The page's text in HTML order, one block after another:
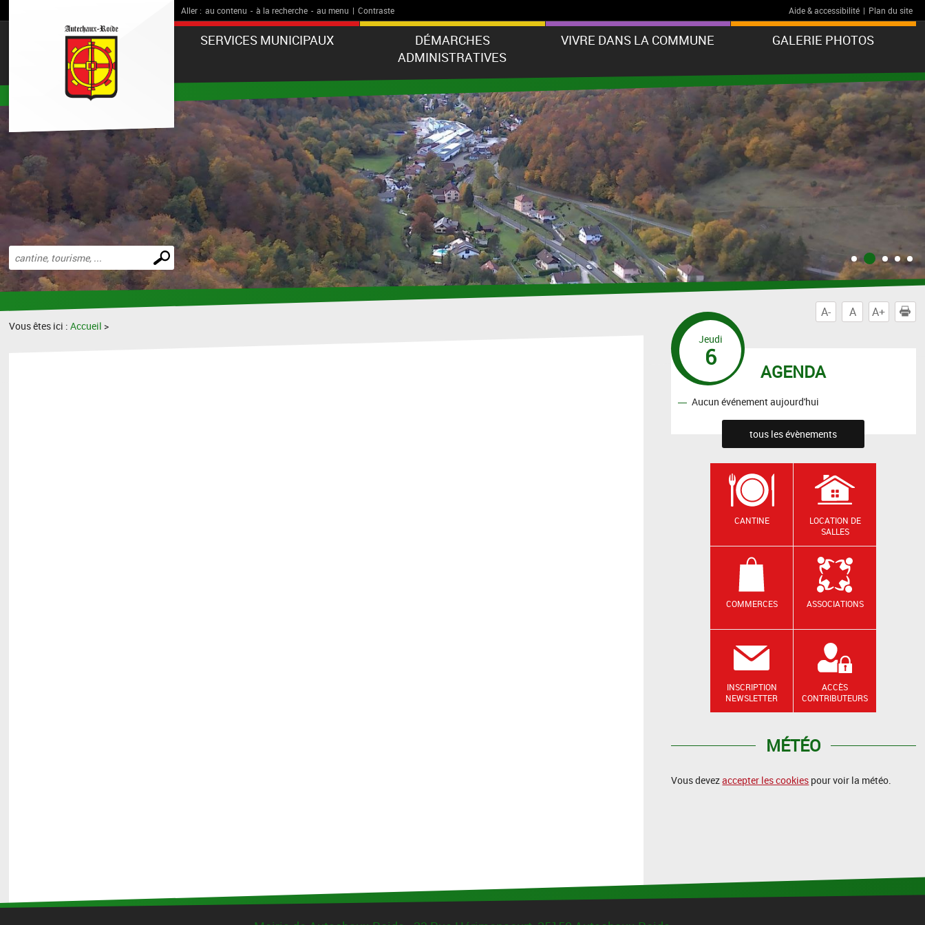
Aller : au contenu - à la recherche - au menu | Contraste Aide & accessibilité | Plan du site
SERVICES MUNICIPAUX
DÉMARCHES
ADMINISTRATIVES
VIVRE DANS LA COMMUNE GALERIE PHOTOS
Effectuer
une
recherche
A- A A+
Vous êtes ici :Accueil >
AGENDA
Jeudi
6
Aucun événement aujourd'hui
tous les évènements
CANTINE
LOCATION DE
SALLES
COMMERCES ASSOCIATIONS
INSCRIPTION
NEWSLETTER
ACCÈS
CONTRIBUTEURS
MÉTÉO
Vous devezaccepter les cookies pour voir la météo.